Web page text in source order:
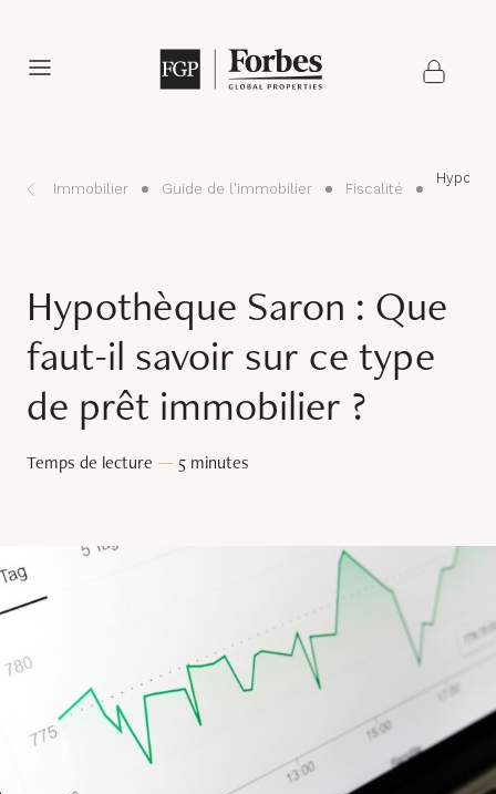
Immobilier Guide de l'immobilier Fiscalité
Hypothèque Saron : Que
faut-il savoir sur ce type
de prêt immobilier ?
Temps de lecture — 5 minutes